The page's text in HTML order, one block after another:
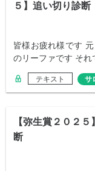
５】追い切り診断
皆様お疲れ様です
のリーファです そ
テキスト サ
【弥生賞２０２
断